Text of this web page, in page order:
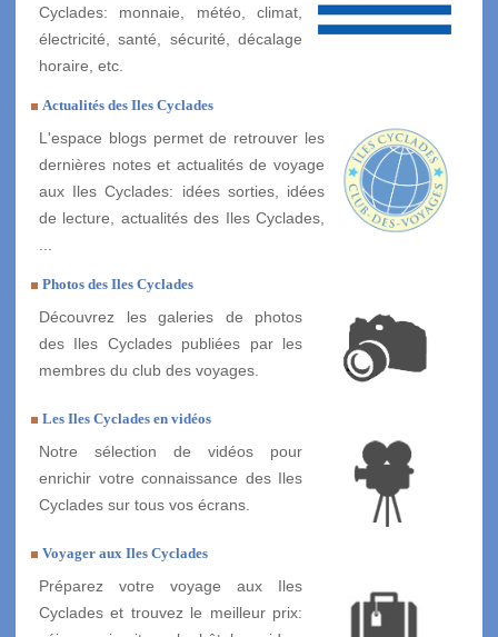
Cyclades: monnaie, météo, climat,
électricité, santé, sécurité, décalage
horaire, etc.
Actualités des Iles Cyclades
L'espace blogs permet de retrouver les
dernières notes et actualités de voyage
aux Iles Cyclades: idées sorties, idées
de lecture, actualités des Iles Cyclades,
Photos des Iles Cyclades
Découvrez les galeries de photos
des Iles Cyclades publiées par les
membres du club des voyages.
Les Iles Cyclades en vidéos
Notre sélection de vidéos pour
enrichir votre connaissance des Iles
Cyclades sur tous vos écrans.
Voyager aux Iles Cyclades
Préparez votre voyage aux Iles
Cyclades et trouvez le meilleur prix: